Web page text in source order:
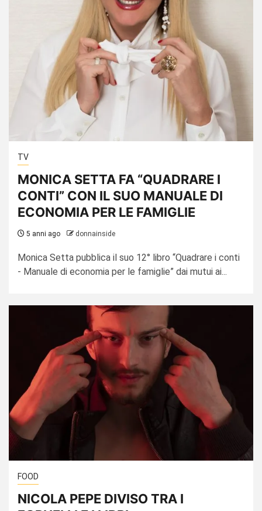
TV
MONICA SETTA FA “QUADRARE I
CONTI” CON IL SUO MANUALE DI
ECONOMIA PER LE FAMIGLIE
5 anni ago donnainside
Monica Setta pubblica il suo 12° libro “Quadrare i conti
- Manuale di economia per le famiglie” dai mutui ai...
FOOD
NICOLA PEPE DIVISO TRA I